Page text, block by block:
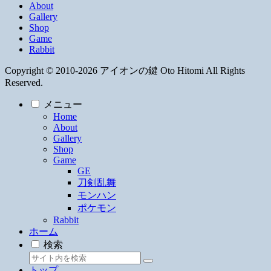
About
Gallery
Shop
Game
Rabbit
Copyright © 2010-2026 アイオンの鍵 Oto Hitomi All Rights
Reserved.
メニュー
Home
About
Gallery
Shop
Game
GE
刀剣乱舞
モンハン
ポケモン
Rabbit
ホーム
検索